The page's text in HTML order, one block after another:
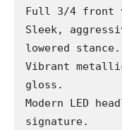
Full 3/4 front
Sleek,
lowered stance.
Vibrant
gloss.
Modern LED
signature.